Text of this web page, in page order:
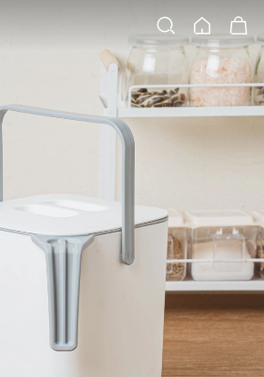
검색 장바구니